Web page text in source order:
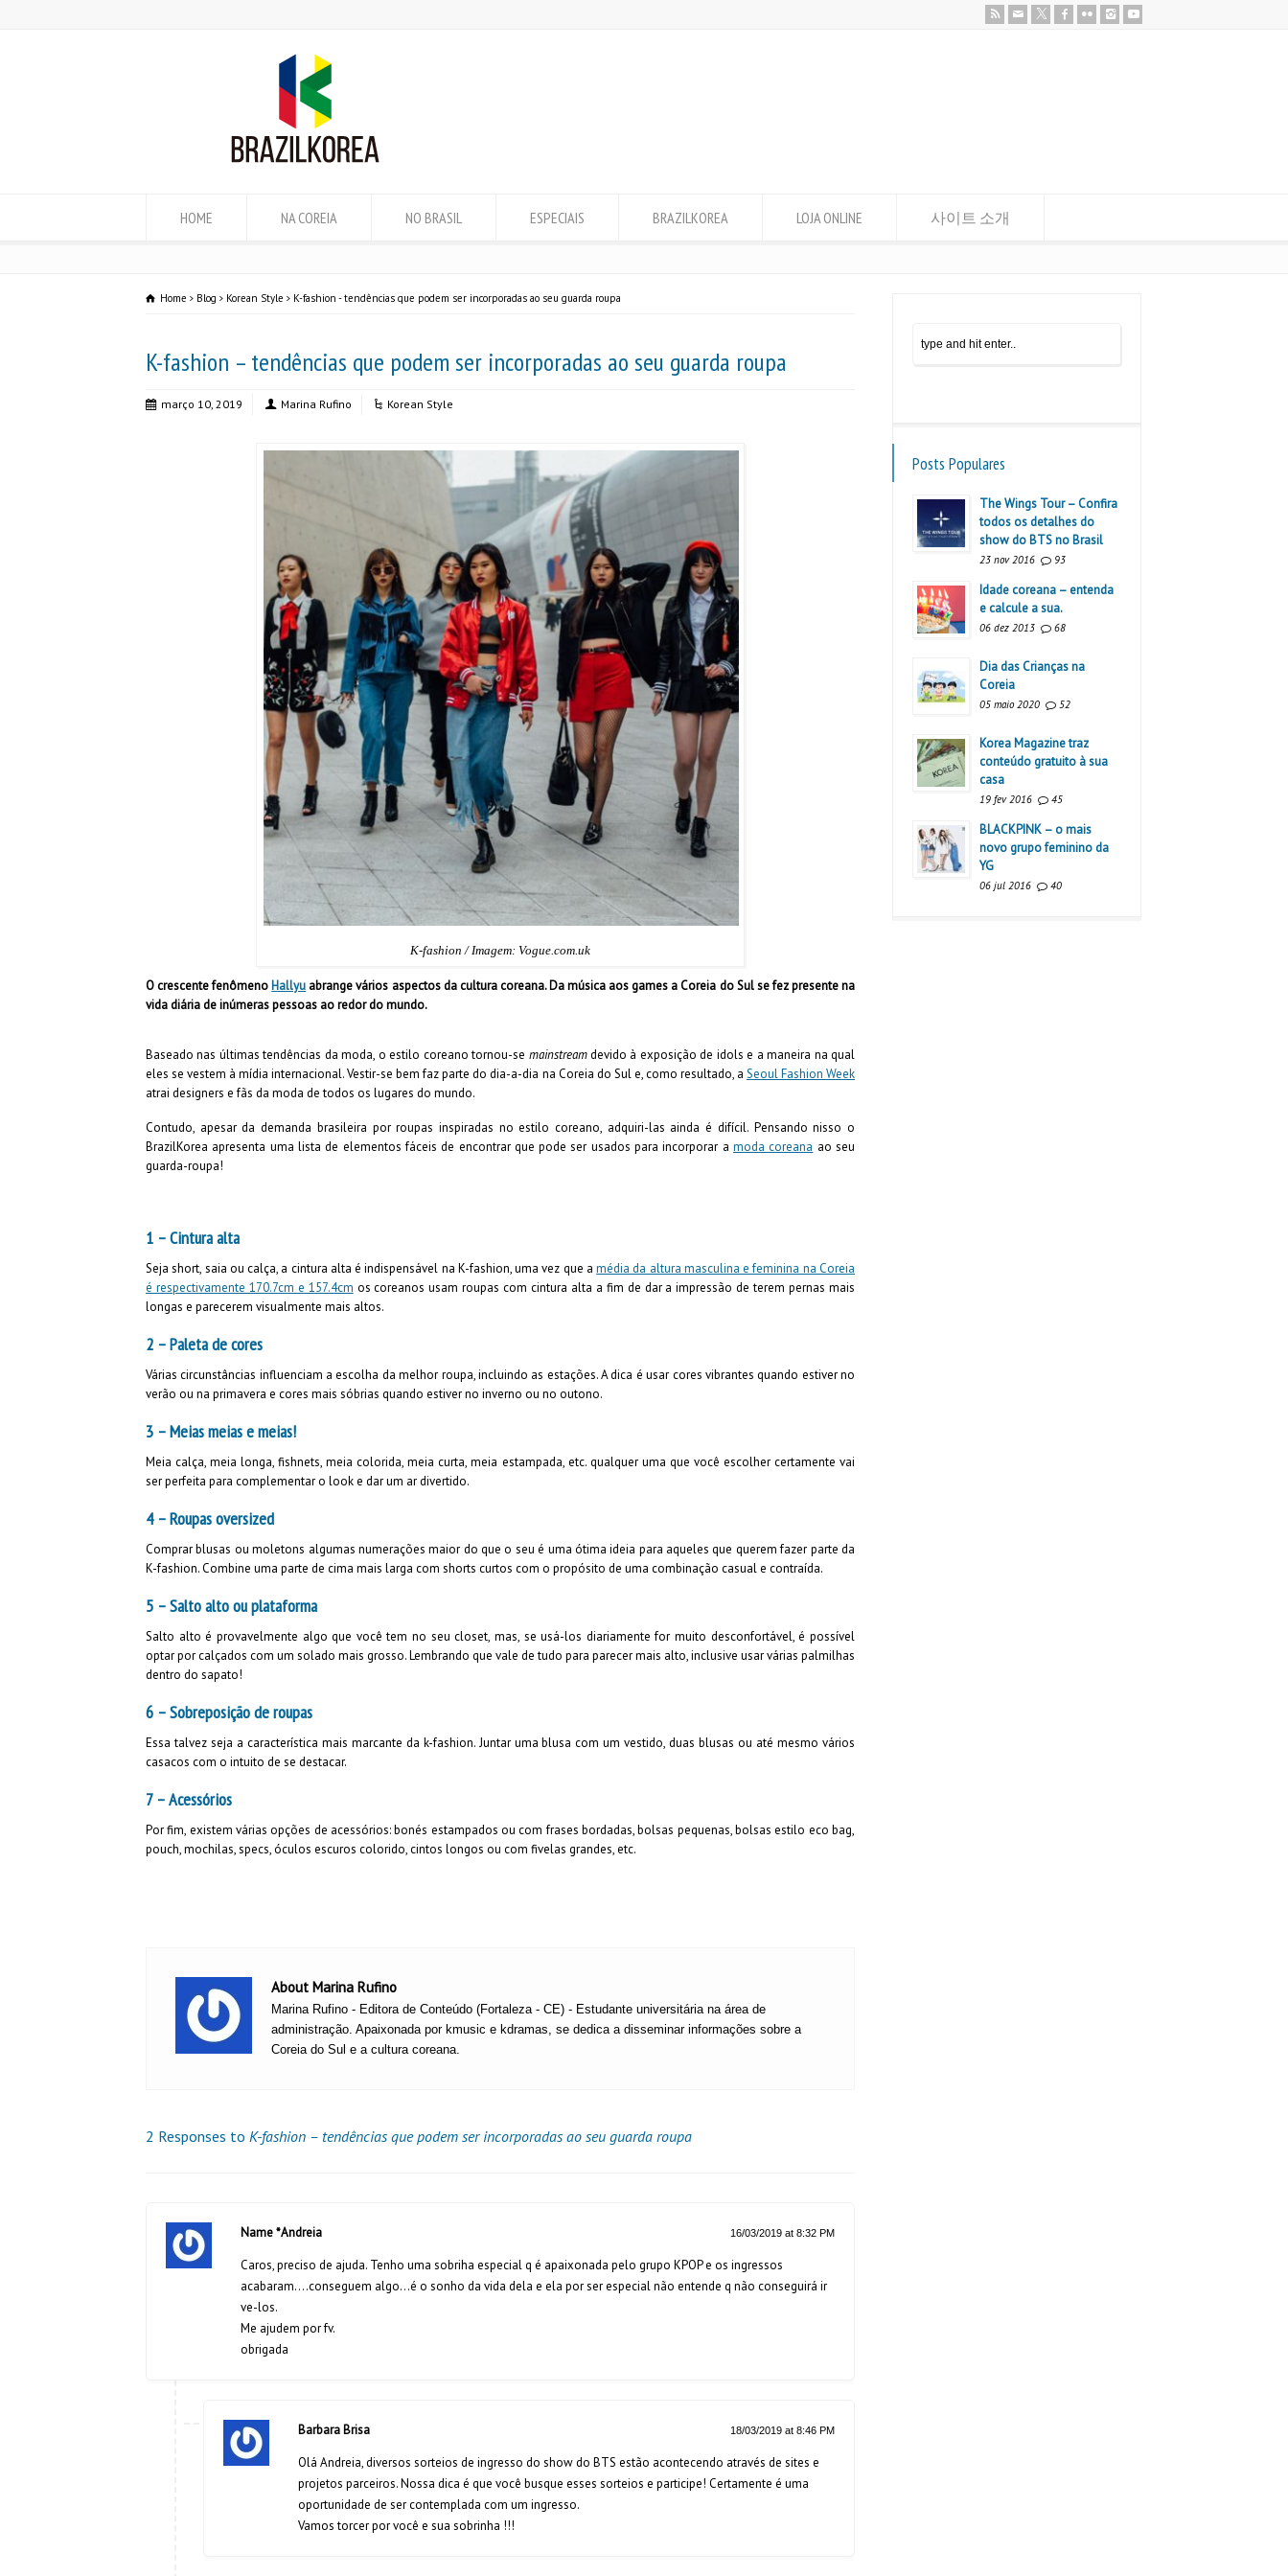
HOME NA COREIA NO BRASIL ESPECIAIS BRAZILKOREA LOJA ONLINE 사이트 소개
Home Blog Korean Style K-fashion - tendências que podem ser incorporadas ao seu guarda roupa
K-fashion – tendências que podem ser incorporadas ao seu guarda roupa
março 10, 2019 Marina Rufino Korean Style
K-fashion / Imagem: Vogue.com.uk
O crescente fenômeno Hallyu abrange vários aspectos da cultura coreana. Da música aos games a Coreia do Sul se fez presente na
vida diária de inúmeras pessoas ao redor do mundo.
Baseado nas últimas tendências da moda, o estilo coreano tornou-se mainstreamdevido à exposição de idols e a maneira na qual
eles se vestem à mídia internacional. Vestir-se bem faz parte do dia-a-dia na Coreia do Sul e, como resultado, a Seoul Fashion Week
atrai designers e fãs da moda de todos os lugares do mundo.
Contudo, apesar da demanda brasileira por roupas inspiradas no estilo coreano, adquiri-las ainda é difícil. Pensando nisso o
BrazilKorea apresenta uma lista de elementos fáceis de encontrar que pode ser usados para incorporar amoda coreana ao seu
guarda-roupa!
1 – Cintura alta
Seja short, saia ou calça, a cintura alta é indispensável na K-fashion, uma vez que amédia da altura masculina e feminina na Coreia
é respectivamente 170.7cm e 157.4cm os coreanos usam roupas com cintura alta a fim de dar a impressão de terem pernas mais
longas e parecerem visualmente mais altos.
2 – Paleta de cores
Várias circunstâncias influenciam a escolha da melhor roupa, incluindo as estações. A dica é usar cores vibrantes quando estiver no
verão ou na primavera e cores mais sóbrias quando estiver no inverno ou no outono.
3 – Meias meias e meias!
Meia calça, meia longa, fishnets, meia colorida, meia curta, meia estampada, etc. qualquer uma que você escolher certamente vai
ser perfeita para complementar o look e dar um ar divertido.
4 – Roupas oversized
Comprar blusas ou moletons algumas numerações maior do que o seu é uma ótima ideia para aqueles que querem fazer parte da
K-fashion. Combine uma parte de cima mais larga com shorts curtos com o propósito de uma combinação casual e contraída.
5 – Salto alto ou plataforma
Salto alto é provavelmente algo que você tem no seu closet, mas, se usá-los diariamente for muito desconfortável, é possível
optar por calçados com um solado mais grosso. Lembrando que vale de tudo para parecer mais alto, inclusive usar várias palmilhas
dentro do sapato!
6 – Sobreposição de roupas
Essa talvez seja a característica mais marcante da k-fashion. Juntar uma blusa com um vestido, duas blusas ou até mesmo vários
casacos com o intuito de se destacar.
7 – Acessórios
Por fim, existem várias opções de acessórios: bonés estampados ou com frases bordadas, bolsas pequenas, bolsas estilo eco bag,
pouch, mochilas, specs, óculos escuros colorido, cintos longos ou com fivelas grandes, etc.
About Marina Rufino
Marina Rufino - Editora de Conteúdo (Fortaleza - CE) - Estudante universitária na área de
administração. Apaixonada por kmusic e kdramas, se dedica a disseminar informações sobre a
Coreia do Sul e a cultura coreana.
2 Responses to K-fashion – tendências que podem ser incorporadas ao seu guarda roupa
Name *Andreia 16/03/2019 at 8:32 PM
Caros, preciso de ajuda. Tenho uma sobriha especial q é apaixonada pelo grupo KPOP e os ingressos
acabaram….conseguem algo…é o sonho da vida dela e ela por ser especial não entende q não conseguirá ir
ve-los.
Me ajudem por fv.
obrigada
Barbara Brisa 18/03/2019 at 8:46 PM
Olá Andreia, diversos sorteios de ingresso do show do BTS estão acontecendo através de sites e
projetos parceiros. Nossa dica é que você busque esses sorteios e participe! Certamente é uma
oportunidade de ser contemplada com um ingresso.
Vamos torcer por você e sua sobrinha !!!
Posts Populares
The Wings Tour – Confira
todos os detalhes do
show do BTS no Brasil
23 nov 2016 93
Idade coreana – entenda
e calcule a sua.
06 dez 2013 68
Dia das Crianças na
Coreia
05 maio 2020 52
Korea Magazine traz
conteúdo gratuito à sua
casa
19 fev 2016 45
BLACKPINK – o mais
novo grupo feminino da
YG
06 jul 2016 40